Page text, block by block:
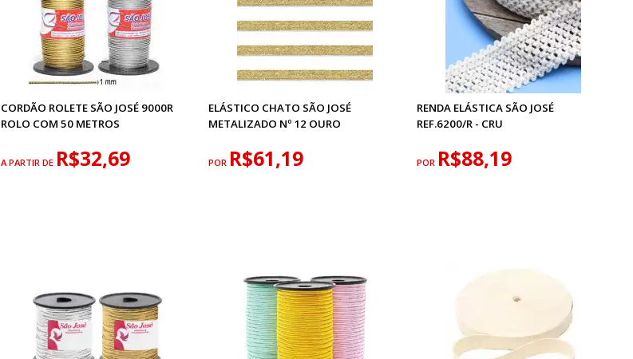
CORDÃO ROLETE SÃO JOSÉ 9000R
ROLO COM 50 METROS
A PARTIR DE R$32,69
ELÁSTICO CHATO SÃO JOSÉ
METALIZADO Nº 12 OURO
POR R$61,19
RENDA ELÁSTICA SÃO JOSÉ
REF.6200/R - CRU
POR R$88,19